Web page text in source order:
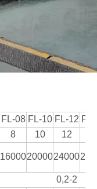
FL-08 FL-10 FL-12
8 10 12
160002000024000
0,2-2